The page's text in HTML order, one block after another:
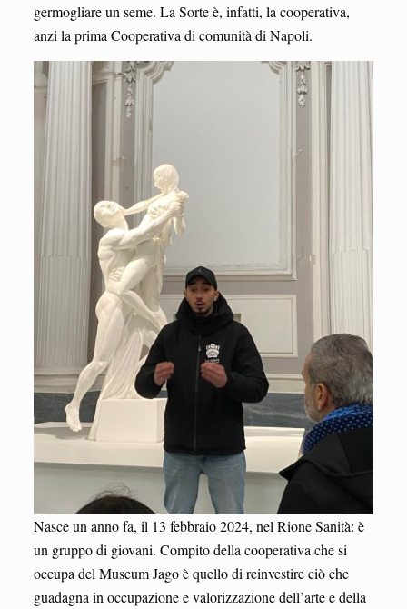
germogliare un seme. La Sorte è, infatti, la cooperativa,
anzi la prima Cooperativa di comunità di Napoli.
Nasce un anno fa, il 13 febbraio 2024, nel Rione Sanità: è
un gruppo di giovani. Compito della cooperativa che si
occupa del Museum Jago è quello di reinvestire ciò che
guadagna in occupazione e valorizzazione dell’arte e della